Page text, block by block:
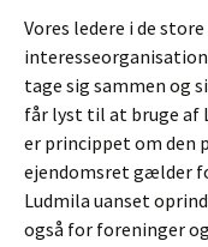
Vores ledere i de
tage sig sammen og
får lyst til at bruge af
er princippet om den
ejendomsret gælder
Ludmila uanset
også for foreninger